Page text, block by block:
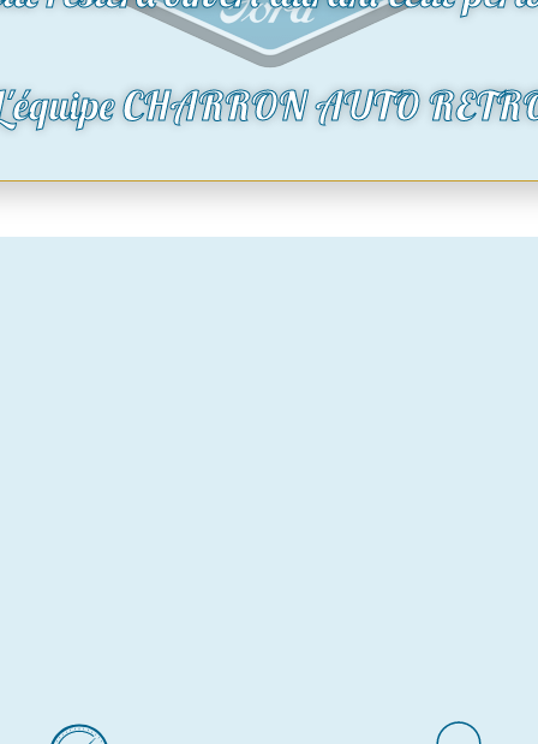
CHARRON AUTO